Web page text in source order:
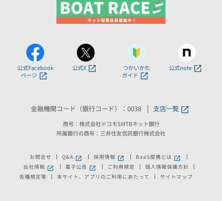
公式Facebook
ページ
公式X
つかいかた
ガイド
公式note
金融機関コード（銀行コード）：0038 支店一覧
商号：株式会社ドコモSMTBネット銀行
所属銀行の商号：三井住友信託銀行株式会社
お問合せ Q&A 新しいウィンドウで開きます。
採用情報 新しいウィンドウで開きます。
BaaS提携とは 新しいウィンドウ
会社情報新しいウィンドウで開きます。
電子公告新しいウィンドウで開きます。
ご利用規定
個人情報保護方針
各種規定等
本サイト、アプリのご利用にあたって サイトマップ